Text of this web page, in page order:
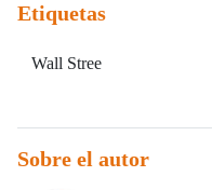
Etiquetas
Wall Stree
Sobre el autor